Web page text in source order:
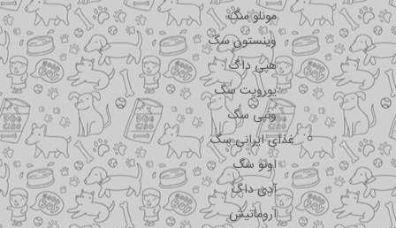
مونلو سگ
وینستون سگ
هپی داگ
یوروپت سگ
ونپی سگ
غذای ایرانی سگ
اونو سگ
آدی داگ
اروماتیش